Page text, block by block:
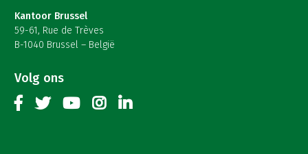
Kantoor Brussel
59-61, Rue de Trèves
B-1040 Brussel – België
Volg ons